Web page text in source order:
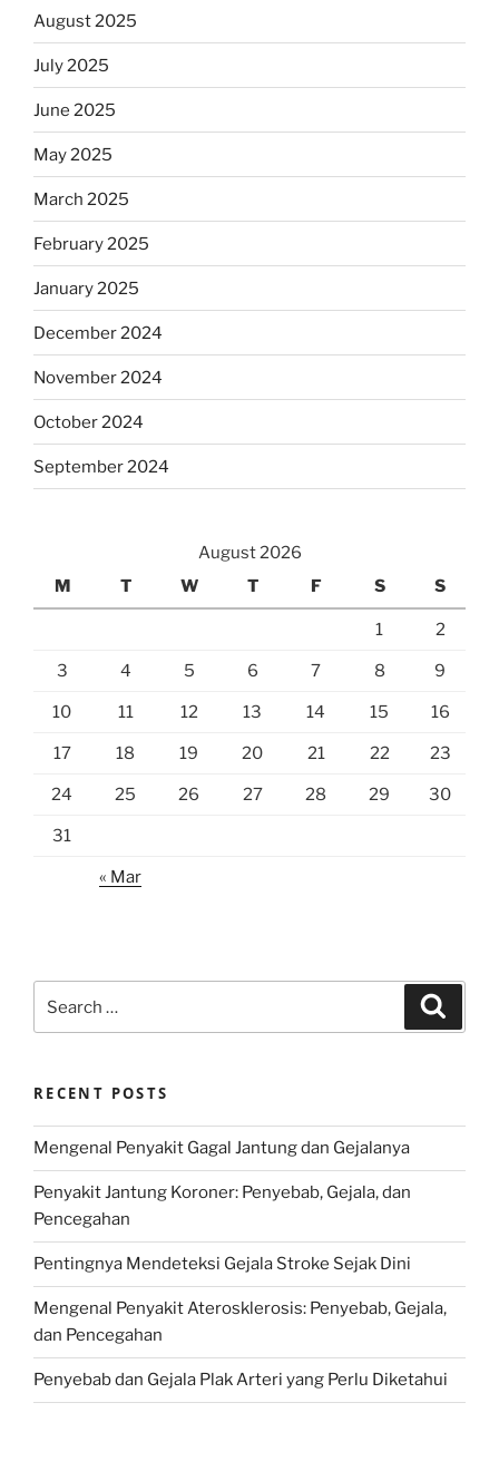
August 2025
July 2025
June 2025
May 2025
March 2025
February 2025
January 2025
December 2024
November 2024
October 2024
September 2024
August 2026
M
T W T F S S
1 2
3 4 5 6 7 8 9
10 11 12 13 14 15 16
17 18 19 20 21 22 23
24 25 26 27 28 29 30
31
« Mar
for:
RECENT POSTS
Mengenal Penyakit Gagal Jantung dan Gejalanya
Penyakit Jantung Koroner: Penyebab, Gejala, dan
Pencegahan
Pentingnya Mendeteksi Gejala Stroke Sejak Dini
Mengenal Penyakit Aterosklerosis: Penyebab, Gejala,
dan Pencegahan
Penyebab dan Gejala Plak Arteri yang Perlu Diketahui